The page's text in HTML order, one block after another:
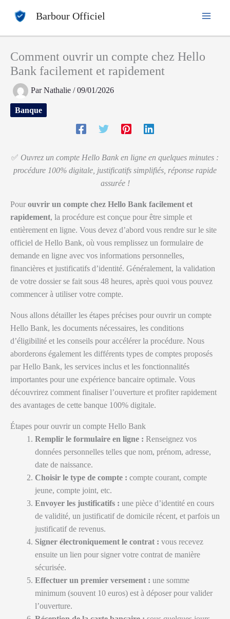
Barbour Officiel
Comment ouvrir un compte chez Hello
Bank facilement et rapidement
ParNathalie /09/01/2026
Banque
✅ Ouvrez un compte Hello Bank en ligne en quelques minutes :
procédure 100% digitale, justificatifs simplifiés, réponse rapide
assurée !
Pour ouvrir un compte chez Hello Bank facilement et
rapidement, la procédure est conçue pour être simple et
entièrement en ligne. Vous devez d’abord vous rendre sur le site
officiel de Hello Bank, où vous remplissez un formulaire de
demande en ligne avec vos informations personnelles,
financières et justificatifs d’identité. Généralement, la validation
de votre dossier se fait sous 48 heures, après quoi vous pouvez
commencer à utiliser votre compte.
Nous allons détailler les étapes précises pour ouvrir un compte
Hello Bank, les documents nécessaires, les conditions
d’éligibilité et les conseils pour accélérer la procédure. Nous
aborderons également les différents types de comptes proposés
par Hello Bank, les services inclus et les fonctionnalités
importantes pour une expérience bancaire optimale. Vous
découvrirez comment finaliser l’ouverture et profiter rapidement
des avantages de cette banque 100% digitale.
Étapes pour ouvrir un compte Hello Bank
Remplir le formulaire en ligne : Renseignez vos
données personnelles telles que nom, prénom, adresse,
date de naissance.
Choisir le type de compte : compte courant, compte
jeune, compte joint, etc.
Envoyer les justificatifs : une pièce d’identité en cours
de validité, un justificatif de domicile récent, et parfois un
justificatif de revenus.
Signer électroniquement le contrat : vous recevez
ensuite un lien pour signer votre contrat de manière
sécurisée.
Effectuer un premier versement : une somme
minimum (souvent 10 euros) est à déposer pour valider
l’ouverture.